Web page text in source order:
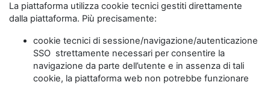
La piattaforma utilizza cookie tecnici gestiti direttamente
dalla piattaforma. Più precisamente:
cookie tecnici di sessione/navigazione/autenticazione
SSO strettamente necessari per consentire la
navigazione da parte dell’utente e in assenza di tali
cookie, la piattaforma web non potrebbe funzionare